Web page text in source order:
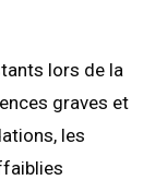
lors de la
graves et
les